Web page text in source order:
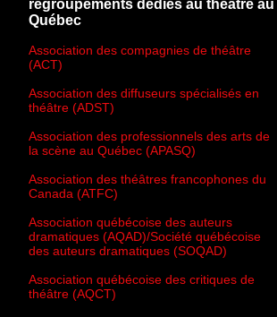
regroupements dédiés au théâtre au
Québec
Association des compagnies de théâtre
(ACT)
Association des diffuseurs spécialisés en
théâtre (ADST)
Association des professionnels des arts de
la scène au Québec (APASQ)
Association des théâtres francophones du
Canada (ATFC)
Association québécoise des auteurs
dramatiques (AQAD)/Société québécoise
des auteurs dramatiques (SOQAD)
Association québécoise des critiques de
théâtre (AQCT)